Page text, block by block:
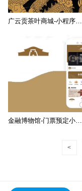
金融博物馆-门票预定小程序
<